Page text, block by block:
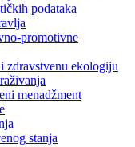
podataka
promotivne
zdravstvenu ekologiju
menadžment
stanja